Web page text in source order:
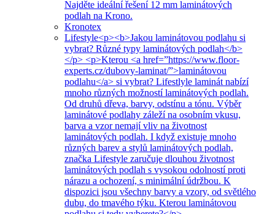
Najděte ideální řešení 12 mm laminátových
podlah na Krono.
Kronotex
Lifestyle<p><b>Jakou laminátovou podlahu si
vybrat? Různé typy laminátových podlah</b>
</p> <p>Kterou <a href=”https://www.floor-
experts.cz/dubovy-laminat/”>laminátovou
podlahu</a> si vybrat? Lifestlyle laminát nabízí
mnoho různých možností laminátových podlah.
Od druhů dřeva, barvy, odstínu a tónu. Výběr
laminátové podlahy záleží na osobním vkusu,
barva a vzor nemají vliv na životnost
laminátových podlah. I když existuje mnoho
různých barev a stylů laminátových podlah,
značka Lifestyle zaručuje dlouhou životnost
laminátových podlah s vysokou odolností proti
nárazu a ochození, s minimální údržbou. K
dispozici jsou všechny barvy a vzory, od světlého
dubu, do tmavého týku. Kterou laminátovou